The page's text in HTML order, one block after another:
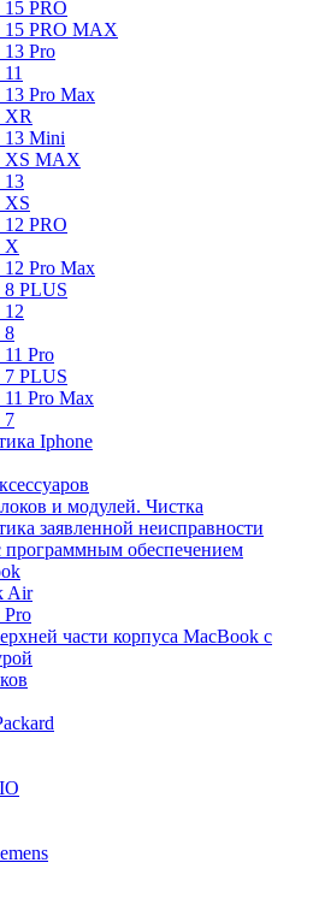
PRO
PRO MAX
Pro
Pro Max
XR
Mini
XS MAX
13
XS
PRO
X
Pro Max
PLUS
8
Pro
PLUS
Pro Max
7
Iphone
и модулей. Чистка
заявленной неисправности
программным обеспечением
Air
Pro
части корпуса MacBook с